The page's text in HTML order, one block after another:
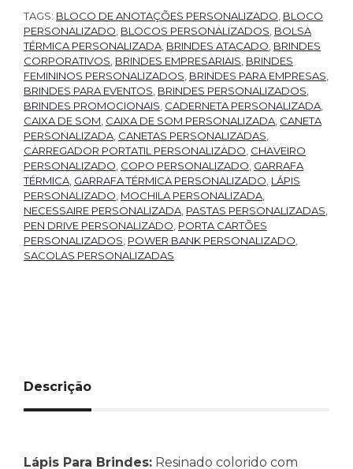
TAGS: BLOCO DE ANOTAÇÕES PERSONALIZADO, BLOCO
PERSONALIZADO, BLOCOS PERSONALIZADOS, BOLSA
TÉRMICA PERSONALIZADA, BRINDES ATACADO, BRINDES
CORPORATIVOS, BRINDES EMPRESARIAIS, BRINDES
FEMININOS PERSONALIZADOS, BRINDES PARA EMPRESAS,
BRINDES PARA EVENTOS, BRINDES PERSONALIZADOS,
BRINDES PROMOCIONAIS, CADERNETA PERSONALIZADA,
CAIXA DE SOM, CAIXA DE SOM PERSONALIZADA, CANETA
PERSONALIZADA, CANETAS PERSONALIZADAS,
CARREGADOR PORTATIL PERSONALIZADO, CHAVEIRO
PERSONALIZADO, COPO PERSONALIZADO, GARRAFA
TÉRMICA, GARRAFA TÉRMICA PERSONALIZADO, LÁPIS
PERSONALIZADO, MOCHILA PERSONALIZADA,
NECESSAIRE PERSONALIZADA, PASTAS PERSONALIZADAS,
PEN DRIVE PERSONALIZADO, PORTA CARTÕES
PERSONALIZADOS, POWER BANK PERSONALIZADO,
SACOLAS PERSONALIZADAS
Descrição
Lápis Para Brindes: Resinado colorido com